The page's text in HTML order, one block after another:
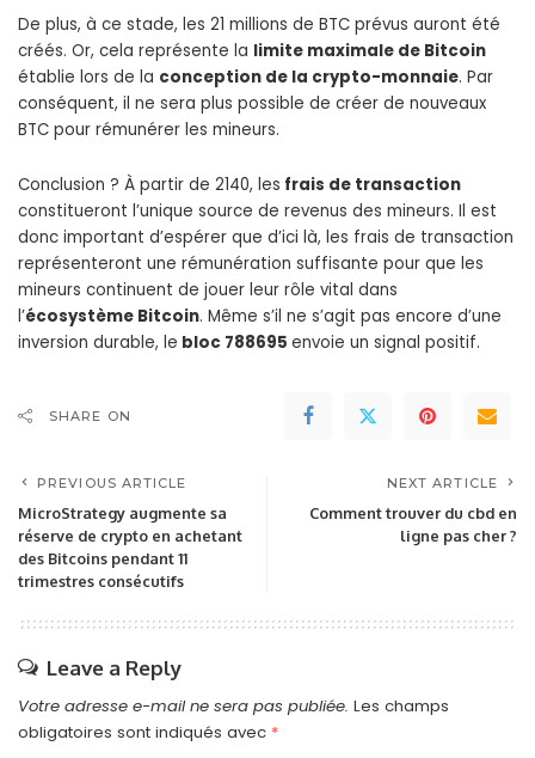
De plus, à ce stade, les 21 millions de BTC prévus auront été
créés. Or, cela représente la limite maximale de Bitcoin
établie lors de la conception de la crypto-monnaie. Par
conséquent, il ne sera plus possible de créer de nouveaux
BTC pour rémunérer les mineurs.
Conclusion ? À partir de 2140, les frais de transaction
constitueront l’unique source de revenus des mineurs. Il est
donc important d’espérer que d’ici là, les frais de transaction
représenteront une rémunération suffisante pour que les
mineurs continuent de jouer leur rôle vital dans
l’écosystème Bitcoin. Même s’il ne s’agit pas encore d’une
inversion durable, le bloc 788695 envoie un signal positif.
SHARE ON
PREVIOUS ARTICLE
MicroStrategy augmente sa
réserve de crypto en achetant
des Bitcoins pendant 11
trimestres consécutifs
NEXT ARTICLE
Comment trouver du cbd en
ligne pas cher ?
Leave a Reply
Votre adresse e-mail ne sera pas publiée. Les champs
obligatoires sont indiqués avec *